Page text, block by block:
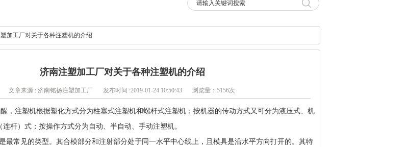
加工厂对关于各种注塑机的介绍
济南注塑加工厂对关于各种注塑机的介绍
文章来源 : 济南铭扬注塑加工厂 发布时间 :2019-01-24 10:50:43 浏览量：5156次
，注塑机根据塑化方式分为柱塞式注塑机和螺杆式注塑机；按机器的传动方式又可分为液压式、机
连杆）式；按操作方式分为自动、半自动、手动注塑机。
最常见的类型。其合模部分和注射部分处于同一水平中心线上，且模具是沿水平方向打开的。其特